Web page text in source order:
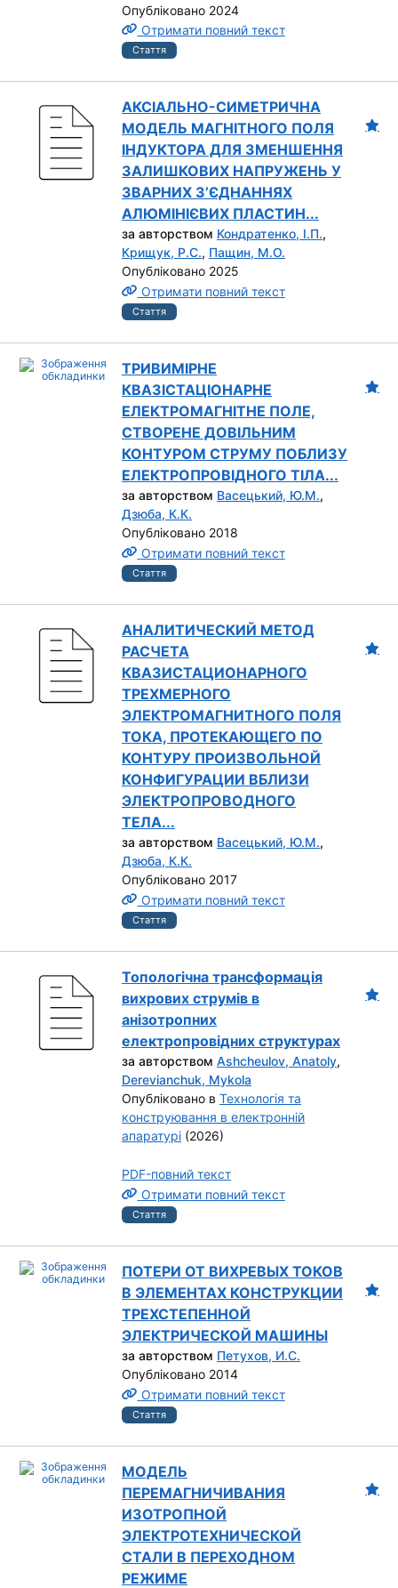
Опубліковано 2024
Отримати повний текст
Стаття
АКСІАЛЬНО-СИМЕТРИЧНА
МОДЕЛЬ МАГНІТНОГО ПОЛЯ
ІНДУКТОРА ДЛЯ ЗМЕНШЕННЯ
ЗАЛИШКОВИХ НАПРУЖЕНЬ У
ЗВАРНИХ З’ЄДНАННЯХ
АЛЮМІНІЄВИХ ПЛАСТИН...
за авторством Кондратенко, І.П.,
Крищук, Р.С., Пащин, М.О.
Опубліковано 2025
Отримати повний текст
Стаття
ТРИВИМІРНЕ
КВАЗІСТАЦІОНАРНЕ
ЕЛЕКТРОМАГНІТНЕ ПОЛЕ,
СТВОРЕНЕ ДОВІЛЬНИМ
КОНТУРОМ СТРУМУ ПОБЛИЗУ
ЕЛЕКТРОПРОВІДНОГО ТІЛА...
за авторством Васецький, Ю.М.,
Дзюба, К.К.
Опубліковано 2018
Отримати повний текст
Стаття
АНАЛИТИЧЕСКИЙ МЕТОД
РАСЧЕТА
КВАЗИСТАЦИОНАРНОГО
ТРЕХМЕРНОГО
ЭЛЕКТРОМАГНИТНОГО ПОЛЯ
ТОКА, ПРОТЕКАЮЩЕГО ПО
КОНТУРУ ПРОИЗВОЛЬНОЙ
КОНФИГУРАЦИИ ВБЛИЗИ
ЭЛЕКТРОПРОВОДНОГО
ТЕЛА...
за авторством Васецький, Ю.М.,
Дзюба, К.К.
Опубліковано 2017
Отримати повний текст
Стаття
Топологічна трансформація
вихрових струмів в
анізотропних
електропровідних структурах
за авторством Ashcheulov, Anatoly,
Derevianchuk, Mykola
Опубліковано в Технологія та
конструювання в електронній
апаратурі (2026)
PDF-повний текст
Отримати повний текст
Стаття
ПОТЕРИ ОТ ВИХРЕВЫХ ТОКОВ
В ЭЛЕМЕНТАХ КОНСТРУКЦИИ
ТРЕХСТЕПЕННОЙ
ЭЛЕКТРИЧЕСКОЙ МАШИНЫ
за авторством Петухов, И.С.
Опубліковано 2014
Отримати повний текст
Стаття
МОДЕЛЬ
ПЕРЕМАГНИЧИВАНИЯ
ИЗОТРОПНОЙ
ЭЛЕКТРОТЕХНИЧЕСКОЙ
СТАЛИ В ПЕРЕХОДНОМ
РЕЖИМЕ